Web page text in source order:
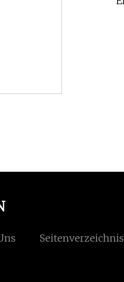
Seitenverzeichnis